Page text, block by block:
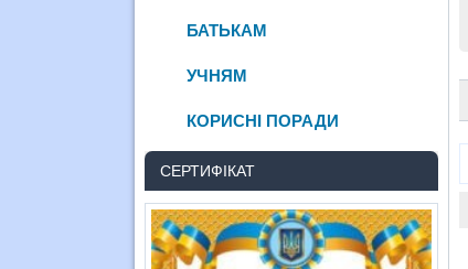
БАТЬКАМ
УЧНЯМ
КОРИСНІ ПОРАДИ
СЕРТИФІКАТ